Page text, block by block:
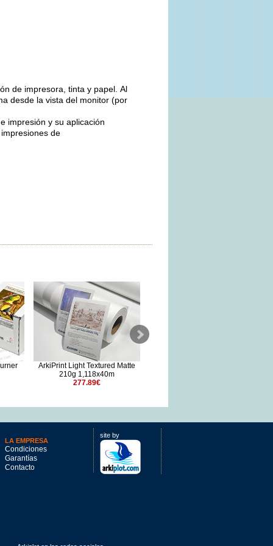
de impresora, tinta y papel. Al
desde la vista del monitor (por
impresión y su aplicación
de
ArkiPrint Light Textured Matte
210g 1,118x40m
277.89€
LA EMPRESA
Condiciones
Garantías
Contacto
site by